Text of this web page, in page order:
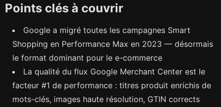
Points clés à couvrir
Google a migré toutes les campagnes Smart
Shopping en Performance Max en 2023 — désormais
le format dominant pour le e-commerce
La qualité du flux Google Merchant Center est le
facteur #1 de performance : titres produit enrichis de
mots-clés, images haute résolution, GTIN corrects